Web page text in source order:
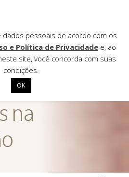
na
dados pessoais de acordo com os
e Política de Privacidade e, ao
site, você concorda com suas
condições.
OK